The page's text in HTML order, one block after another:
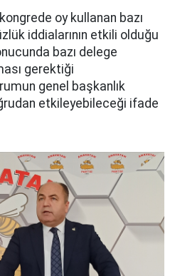
oy kullanan bazı
iddialarının etkili olduğu
bazı delege
gerektiği
genel başkanlık
etkileyebileceği ifade